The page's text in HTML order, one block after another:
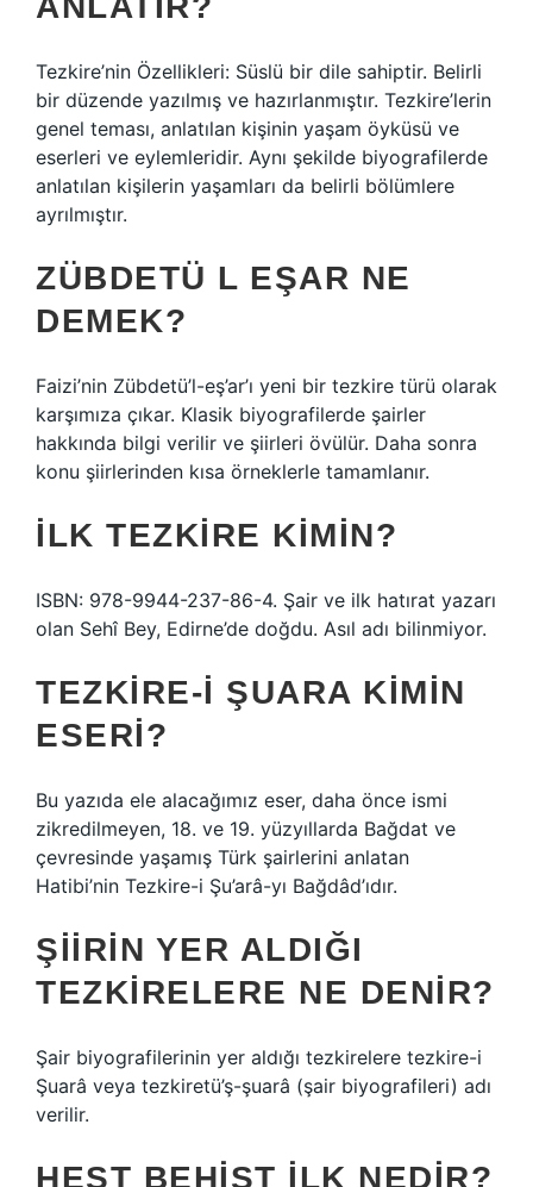
Tezkire’nin Özellikleri: Süslü bir dile sahiptir. Belirli
bir düzende yazılmış ve hazırlanmıştır. Tezkire’lerin
genel teması, anlatılan kişinin yaşam öyküsü ve
eserleri ve eylemleridir. Aynı şekilde biyografilerde
anlatılan kişilerin yaşamları da belirli bölümlere
ayrılmıştır.
ZÜBDETÜ L EŞAR NE
DEMEK?
Faizi’nin Zübdetü’l-eş’ar’ı yeni bir tezkire türü olarak
karşımıza çıkar. Klasik biyografilerde şairler
hakkında bilgi verilir ve şiirleri övülür. Daha sonra
konu şiirlerinden kısa örneklerle tamamlanır.
İLK TEZKIRE KIMIN?
ISBN: 978-9944-237-86-4. Şair ve ilk hatırat yazarı
olan Sehî Bey, Edirne’de doğdu. Asıl adı bilinmiyor.
TEZKIRE-I ŞUARA KIMIN
ESERI?
Bu yazıda ele alacağımız eser, daha önce ismi
zikredilmeyen, 18. ve 19. yüzyıllarda Bağdat ve
çevresinde yaşamış Türk şairlerini anlatan
Hatibi’nin Tezkire-i Şu’arâ-yı Bağdâd’ıdır.
ŞIIRIN YER ALDIĞI
TEZKIRELERE NE DENIR?
Şair biyografilerinin yer aldığı tezkirelere tezkire-i
Şuarâ veya tezkiretü’ş-şuarâ (şair biyografileri) adı
verilir.
HEŞT BEHIŞT ILK NEDIR?